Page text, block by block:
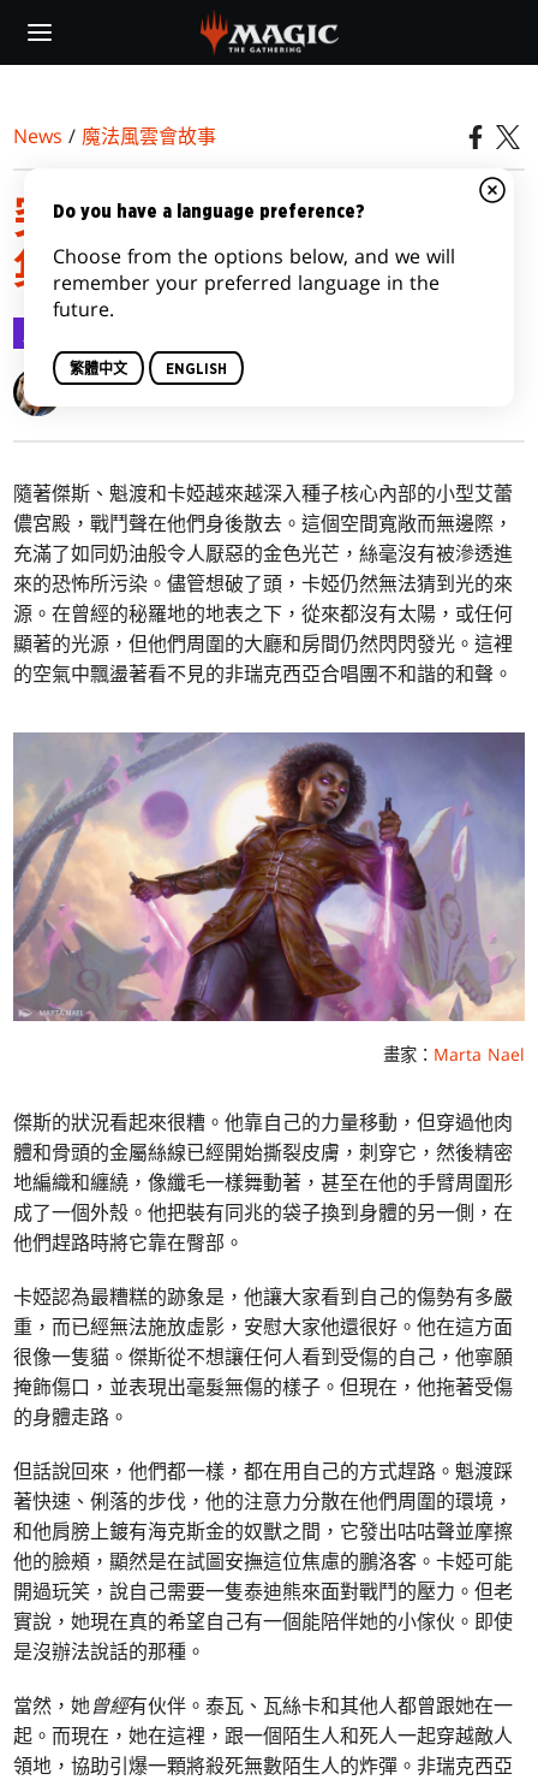
main
News / 魔法風雲會故事
突襲新非瑞克西亞 | 第5
集：必然的決心
Seanan McGuire
隨著傑斯、魁渡和卡婭越來越深入種子核心內部的小型艾蕾
儂宮殿，戰鬥聲在他們身後散去。這個空間寬敞而無邊際，
充滿了如同奶油般令人厭惡的金色光芒，絲毫沒有被滲透進
來的恐怖所污染。儘管想破了頭，卡婭仍然無法猜到光的來
源。在曾經的秘羅地的地表之下，從來都沒有太陽，或任何
顯著的光源，但他們周圍的大廳和房間仍然閃閃發光。這裡
的空氣中飄盪著看不見的非瑞克西亞合唱團不和諧的和聲。
畫家： Marta Nael
傑斯的狀況看起來很糟。他靠自己的力量移動，但穿過他肉
體和骨頭的金屬絲線已經開始撕裂皮膚，刺穿它，然後精密
地編織和纏繞，像纖毛一樣舞動著，甚至在他的手臂周圍形
成了一個外殼。他把裝有同兆的袋子換到身體的另一側，在
他們趕路時將它靠在臀部。
卡婭認為最糟糕的跡象是，他讓大家看到自己的傷勢有多嚴
重，而已經無法施放虛影，安慰大家他還很好。他在這方面
很像一隻貓。傑斯從不想讓任何人看到受傷的自己，他寧願
掩飾傷口，並表現出毫髮無傷的樣子。但現在，他拖著受傷
的身體走路。
但話說回來，他們都一樣，都在用自己的方式趕路。魁渡踩
著快速、俐落的步伐，他的注意力分散在他們周圍的環境，
和他肩膀上鍍有海克斯金的奴獸之間，它發出咕咕聲並摩擦
他的臉頰，顯然是在試圖安撫這位焦慮的鵬洛客。卡婭可能
開過玩笑，說自己需要一隻泰迪熊來面對戰鬥的壓力。但老
實說，她現在真的希望自己有一個能陪伴她的小傢伙。即使
是沒辦法說話的那種。
當然，她曾經有伙伴。泰瓦、瓦絲卡和其他人都曾跟她在一
起。而現在，她在這裡，跟一個陌生人和死人一起穿越敵人
領地，協助引爆一顆將殺死無數陌生人的炸彈。非瑞克西亞
Do you have a language preference?
Choose from the options below, and we will
remember your preferred language in the
future.
繁體中文 ENGLISH